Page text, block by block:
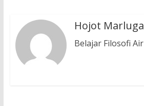
Hojot Marluga
Belajar Filosofi Air